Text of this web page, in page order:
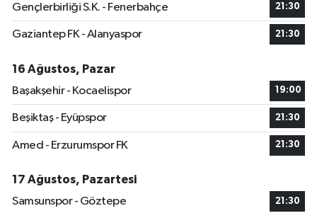
Gençlerbirliği S.K. - Fenerbahçe 21:30
Gaziantep FK - Alanyaspor 21:30
16 Ağustos, Pazar
Başakşehir - Kocaelispor
19:00
Beşiktaş - Eyüpspor 21:30
Amed - Erzurumspor FK 21:30
17 Ağustos, Pazartesi
Samsunspor - Göztepe
21:30